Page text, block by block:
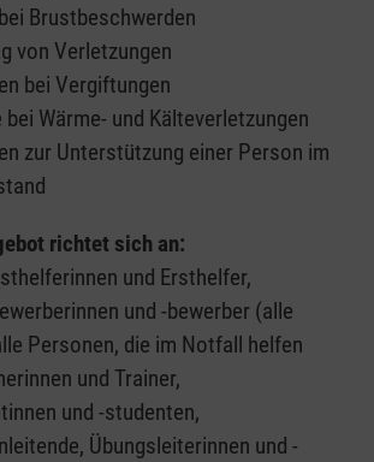
Brustbeschwerden
von Verletzungen
bei Vergiftungen
Wärme- und Kälteverletzungen
zur Unterstützung einer Person im
richtet sich an:
und Ersthelfer,
und -bewerber (alle
Personen, die im Notfall helfen
und Trainer,
und -studenten,
Übungsleiterinnen und -